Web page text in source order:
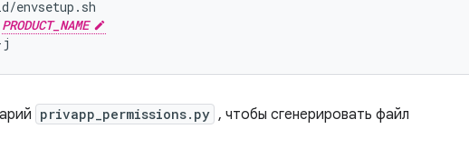
envsetup.sh
PRODUCT_NAME
j
privapp_permissions.py , чтобы сгенерировать файл